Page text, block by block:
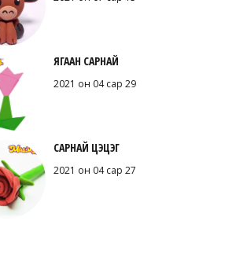
ЯГААН САРНАЙ
2021 он 04 сар 29
САРНАЙ ЦЭЦЭГ
2021 он 04 сар 27